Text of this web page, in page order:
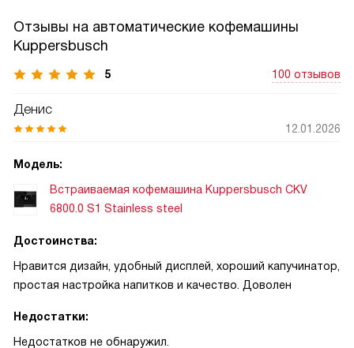
Отзывы на автоматические кофемашины
Kuppersbusch
5 100 отзывов
Денис
12.01.2026
Модель:
Встраиваемая кофемашина Kuppersbusch CKV
6800.0 S1 Stainless steel
Достоинства:
Нравится дизайн, удобный дисплей, хороший капучинатор,
простая настройка напитков и качество. Доволен
Недостатки:
Недостатков не обнаружил.